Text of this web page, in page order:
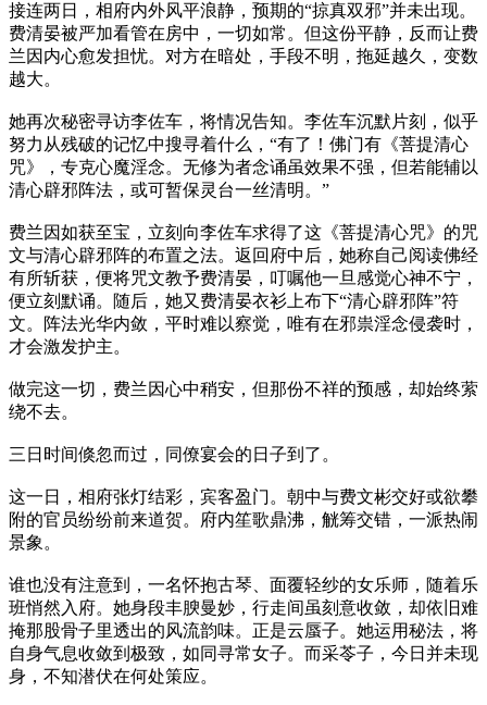
接连两日，相府内外风平浪静，预期的“掠真双邪”并未出现。
费清晏被严加看管在房中，一切如常。但这份平静，反而让费
兰因内心愈发担忧。对方在暗处，手段不明，拖延越久，变数
越大。
她再次秘密寻访李佐车，将情况告知。李佐车沉默片刻，似乎
努力从残破的记忆中搜寻着什么，“有了！佛门有《菩提清心
咒》，专克心魔淫念。无修为者念诵虽效果不强，但若能辅以
清心辟邪阵法，或可暂保灵台一丝清明。”
费兰因如获至宝，立刻向李佐车求得了这《菩提清心咒》的咒
文与清心辟邪阵的布置之法。返回府中后，她称自己阅读佛经
有所斩获，便将咒文教予费清晏，叮嘱他一旦感觉心神不宁，
便立刻默诵。随后，她又费清晏衣衫上布下“清心辟邪阵”符
文。阵法光华内敛，平时难以察觉，唯有在邪祟淫念侵袭时，
才会激发护主。
做完这一切，费兰因心中稍安，但那份不祥的预感，却始终萦
绕不去。
三日时间倏忽而过，同僚宴会的日子到了。
这一日，相府张灯结彩，宾客盈门。朝中与费文彬交好或欲攀
附的官员纷纷前来道贺。府内笙歌鼎沸，觥筹交错，一派热闹
景象。
谁也没有注意到，一名怀抱古琴、面覆轻纱的女乐师，随着乐
班悄然入府。她身段丰腴曼妙，行走间虽刻意收敛，却依旧难
掩那股骨子里透出的风流韵味。正是云蜃子。她运用秘法，将
自身气息收敛到极致，如同寻常女子。而采苓子，今日并未现
身，不知潜伏在何处策应。